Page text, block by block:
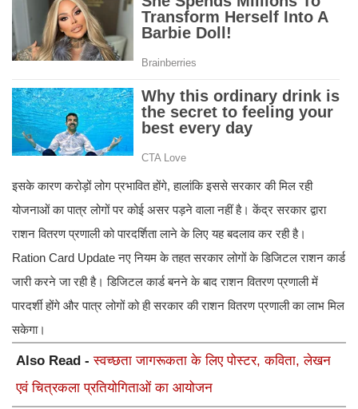
इसके कारण करोड़ों लोग प्रभावित होंगे, हालांकि इससे सरकार की मिल रही
योजनाओं का पात्र लोगों पर कोई असर पड़ने वाला नहीं है। केंद्र सरकार द्वारा
राशन वितरण प्रणाली को पारदर्शिता लाने के लिए यह बदलाव कर रही है।
Ration Card Update नए नियम के तहत सरकार लोगों के डिजिटल राशन कार्ड
जारी करने जा रही है। डिजिटल कार्ड बनने के बाद राशन वितरण प्रणाली में
पारदर्शी होंगे और पात्र लोगों को ही सरकार की राशन वितरण प्रणाली का लाभ मिल
सकेगा।
Also Read -स्वच्छता जागरूकता के लिए पोस्टर, कविता, लेखन
एवं चित्रकला प्रतियोगिताओं का आयोजन